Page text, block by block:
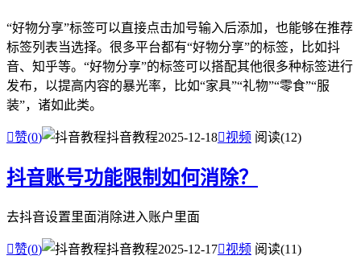
“好物分享”标签可以直接点击加号输入后添加，也能够在推荐
标签列表当选择。很多平台都有“好物分享”的标签，比如抖
音、知乎等。“好物分享”的标签可以搭配其他很多种标签进行
发布，以提高内容的暴光率，比如“家具”“礼物”“零食”“服
装”，诸如此类。
赞(0) 抖音教程2025-12-18视频 阅读(12)
抖音账号功能限制如何消除？
去抖音设置里面消除进入账户里面
赞(0) 抖音教程2025-12-17视频 阅读(11)